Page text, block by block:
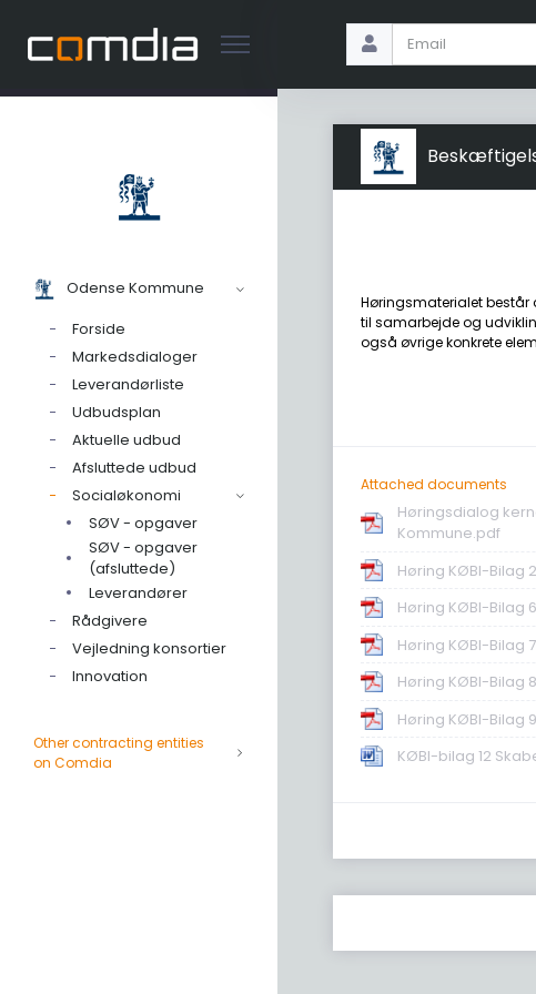
Odense Kommune
Forside
Markedsdialoger
Leverandørliste
Udbudsplan
Aktuelle udbud
Afsluttede udbud
Socialøkonomi
SØV - opgaver
SØV - opgaver
(afsluttede)
Leverandører
Rådgivere
Vejledning konsortier
Innovation
Other contracting entities
on Comdia
Høringsmaterialet
til samarbejde og
også øvrige konkrete
Attached documents
Høringsdialog
Kommune.pdf
Høring KØBI-Bilag
Høring KØBI-Bilag
Høring KØBI-Bilag
Høring KØBI-Bilag
Høring KØBI-Bilag
KØBI-bilag 12